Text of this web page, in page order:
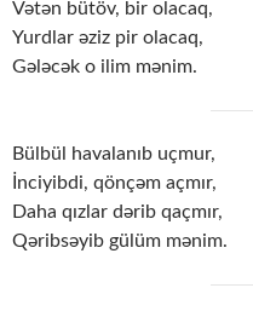
Vətən bütöv, bir olacaq,
Yurdlar əziz pir olacaq,
Gələcək o ilim mənim.
Bülbül havalanıb uçmur,
İnciyibdi, qönçəm açmır,
Daha qızlar dərib qaçmır,
Qəribsəyib gülüm mənim.